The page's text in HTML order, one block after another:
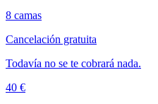
8 camas
Cancelación gratuita
Todavía no se te cobrará nada.
40 €